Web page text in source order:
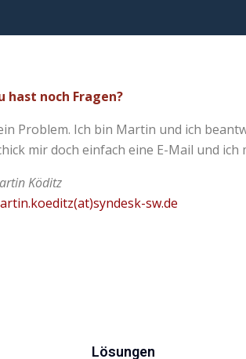
hast noch Fragen?
Problem. Ich bin Martin und ich
mir doch einfach eine E-Mail und
Köditz
sw.de
Lösungen